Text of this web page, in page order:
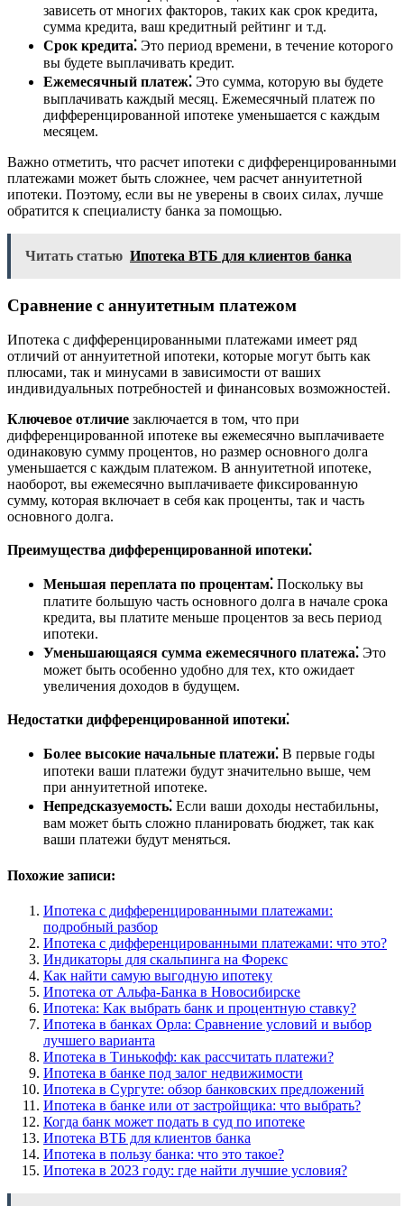
зависеть от многих факторов, таких как срок кредита,
сумма кредита, ваш кредитный рейтинг и т.д.
Срок кредита⁚ Это период времени, в течение которого
вы будете выплачивать кредит.
Ежемесячный платеж⁚ Это сумма, которую вы будете
выплачивать каждый месяц. Ежемесячный платеж по
дифференцированной ипотеке уменьшается с каждым
месяцем.
Важно отметить, что расчет ипотеки с дифференцированными
платежами может быть сложнее, чем расчет аннуитетной
ипотеки. Поэтому, если вы не уверены в своих силах, лучше
обратится к специалисту банка за помощью.
Читать статью Ипотека ВТБ для клиентов банка
Сравнение с аннуитетным платежом
Ипотека с дифференцированными платежами имеет ряд
отличий от аннуитетной ипотеки, которые могут быть как
плюсами, так и минусами в зависимости от ваших
индивидуальных потребностей и финансовых возможностей.
Ключевое отличие заключается в том, что при
дифференцированной ипотеке вы ежемесячно выплачиваете
одинаковую сумму процентов, но размер основного долга
уменьшается с каждым платежом. В аннуитетной ипотеке,
наоборот, вы ежемесячно выплачиваете фиксированную
сумму, которая включает в себя как проценты, так и часть
основного долга.
Преимущества дифференцированной ипотеки⁚
Меньшая переплата по процентам⁚ Поскольку вы
платите большую часть основного долга в начале срока
кредита, вы платите меньше процентов за весь период
ипотеки.
Уменьшающаяся сумма ежемесячного платежа⁚ Это
может быть особенно удобно для тех, кто ожидает
увеличения доходов в будущем.
Недостатки дифференцированной ипотеки⁚
Более высокие начальные платежи⁚ В первые годы
ипотеки ваши платежи будут значительно выше, чем
при аннуитетной ипотеке.
Непредсказуемость⁚ Если ваши доходы нестабильны,
вам может быть сложно планировать бюджет, так как
ваши платежи будут меняться.
Похожие записи:
Ипотека с дифференцированными платежами:
подробный разбор
Ипотека с дифференцированными платежами: что это?
Индикаторы для скальпинга на Форекс
Как найти самую выгодную ипотеку
Ипотека от Альфа-Банка в Новосибирске
Ипотека: Как выбрать банк и процентную ставку?
Ипотека в банках Орла: Сравнение условий и выбор
лучшего варианта
Ипотека в Тинькофф: как рассчитать платежи?
Ипотека в банке под залог недвижимости
Ипотека в Сургуте: обзор банковских предложений
Ипотека в банке или от застройщика: что выбрать?
Когда банк может подать в суд по ипотеке
Ипотека ВТБ для клиентов банка
Ипотека в пользу банка: что это такое?
Ипотека в 2023 году: где найти лучшие условия?